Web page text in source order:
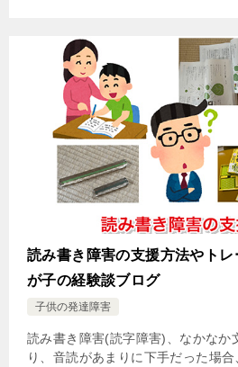
読み書き障害の支援方法やト
が子の経験談ブログ
子供の発達障害
読み書き障害(読字障害)、なかなか
り、音読があまりに下手だった場